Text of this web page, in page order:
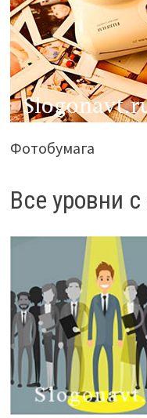
Фотобумага
Все уровни